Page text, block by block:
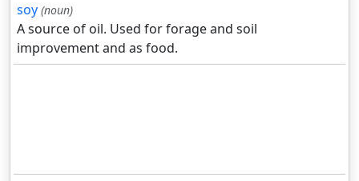
soy (noun)
A source of oil. Used for forage and soil
improvement and as food.